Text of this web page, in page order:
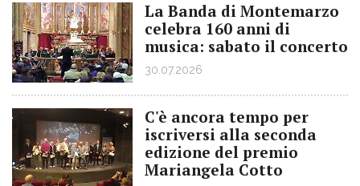
La Banda di Montemarzo
celebra 160 anni di
musica: sabato il concerto
30.07.2026
C'è ancora tempo per
iscriversi alla seconda
edizione del premio
Mariangela Cotto